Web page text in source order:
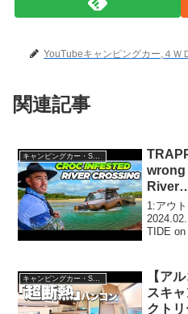
YouTubeキャンピングカー,４Ｗ
関連記事
wrong
1:アウ
TIDE on
キャンピングカー・SUV人気車種
【ア
スキ
クトリ